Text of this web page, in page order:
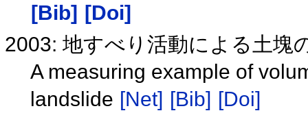
[Bib] [Doi]
2003: 地すべり活動による土塊
A measuring example of
landslide [Net] [Bib] [Doi]